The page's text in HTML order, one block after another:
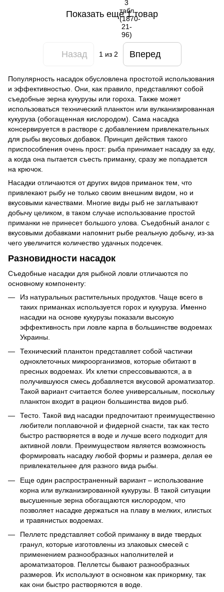
Показать еще 1 товар
Назад 1 из 2 Вперед
Популярность насадок обусловлена простотой использования
и эффективностью. Они, как правило, представляют собой
съедобные зерна кукурузы или гороха. Также может
использоваться технический планктон или вулканизированная
кукуруза (обогащенная кислородом). Сама насадка
консервируется в растворе с добавлением привлекательных
для рыбы вкусовых добавок. Принцип действия такого
приспособления очень прост: рыба принимает насадку за еду,
а когда она пытается съесть приманку, сразу же попадается
на крючок.
Насадки отличаются от других видов приманок тем, что
привлекают рыбу не только своим внешним видом, но и
вкусовыми качествами. Многие виды рыб не заглатывают
добычу целиком, в таком случае использование простой
приманки не принесет большого улова. Съедобный аналог с
вкусовыми добавками напомнит рыбе реальную добычу, из-за
чего увеличится количество удачных подсечек.
Разновидности насадок
Съедобные насадки для рыбной ловли отличаются по
основному компоненту:
Из натуральных растительных продуктов. Чаще всего в
таких приманках используется горох и кукуруза. Именно
насадки на основе кукурузы показали высокую
эффективность при ловле карпа в большинстве водоемах
Украины.
Технический планктон представляет собой частички
одноклеточных микроорганизмов, которые обитают в
пресных водоемах. Их клетки спрессовываются, а в
получившуюся смесь добавляется вкусовой ароматизатор.
Такой вариант считается более универсальным, поскольку
планктон входит в рацион большинства видов рыб.
Тесто. Такой вид насадки предпочитают преимущественно
любители поплавочной и фидерной снасти, так как тесто
быстро растворяется в воде и лучше всего подходит для
активной ловли. Преимуществом является возможность
формировать насадку любой формы и размера, делая ее
привлекательнее для разного вида рыбы.
Еще один распространенный вариант – использование
корна или вулканизированной кукурузы. В такой ситуации
высушенные зерна обогащаются кислородом, что
позволяет насадке держаться на плаву в мелких, илистых
и травянистых водоемах.
Пеллетс представляет собой приманку в виде твердых
гранул, которые изготовлены из злаковых смесей с
применением разнообразных наполнителей и
ароматизаторов. Пеллетсы бывают разнообразных
размеров. Их используют в основном как прикормку, так
как они быстро растворяются в воде.